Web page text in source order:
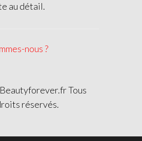
au détail.
nous ?
Tous
réservés.